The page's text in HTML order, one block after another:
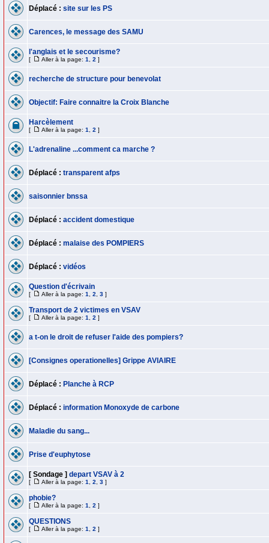
Déplacé : site sur les PS
Carences, le message des SAMU
l'anglais et le secourisme?
[ Aller à la page: 1 2 ]
recherche de structure pour benevolat
Objectif: Faire connaitre la Croix Blanche
Harcèlement
[ Aller à la page: 1 2 ]
L'adrenaline ...comment ca marche ?
Déplacé : transparent afps
saisonnier bnssa
Déplacé : accident domestique
Déplacé : malaise des POMPIERS
Déplacé : vidéos
Question d'écrivain
[ Aller à la page: 1 2 3 ]
Transport de 2 victimes en VSAV
[ Aller à la page: 1 2 ]
a t-on le droit de refuser l'aide des pompiers?
[Consignes operationelles] Grippe AVIAIRE
Déplacé : Planche à RCP
Déplacé : information Monoxyde de carbone
Maladie du sang...
Prise d'euphytose
[ Sondage ] depart VSAV à 2
[ Aller à la page: 1 2 3 ]
phobie?
[ Aller à la page: 1 2 ]
QUESTIONS
[ Aller à la page: 1 2 ]